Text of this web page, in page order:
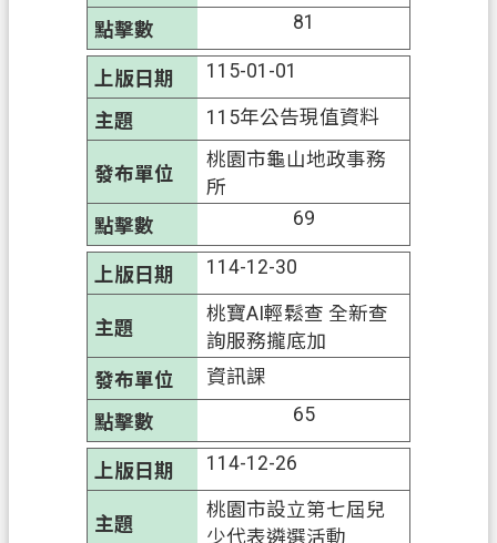
81
115-01-01
115年公告現值資料
桃園市龜山地政事務
所
69
114-12-30
桃寶AI輕鬆查 全新查
詢服務攏底加
資訊課
65
114-12-26
桃園市設立第七屆兒
少代表遴選活動